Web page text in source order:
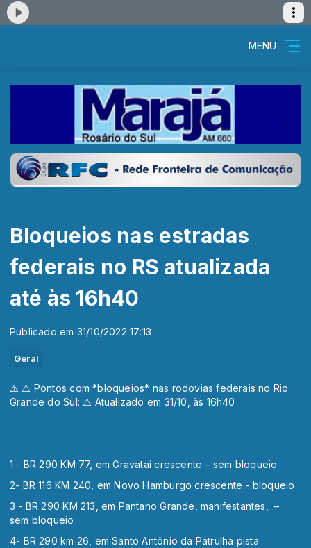
MENU
Bloqueios nas estradas
federais no RS atualizada
até às 16h40
Publicado em 31/10/2022 17:13
Geral
⚠️ ⚠️ Pontos com *bloqueios* nas rodovias federais no Rio
Grande do Sul: ⚠️ Atualizado em 31/10, às 16h40
1 - BR 290 KM 77, em Gravataí crescente – sem bloqueio
2- BR 116 KM 240, em Novo Hamburgo crescente - bloqueio
3 - BR 290 KM 213, em Pantano Grande, manifestantes, –
sem bloqueio
4- BR 290 km 26, em Santo Antônio da Patrulha pista